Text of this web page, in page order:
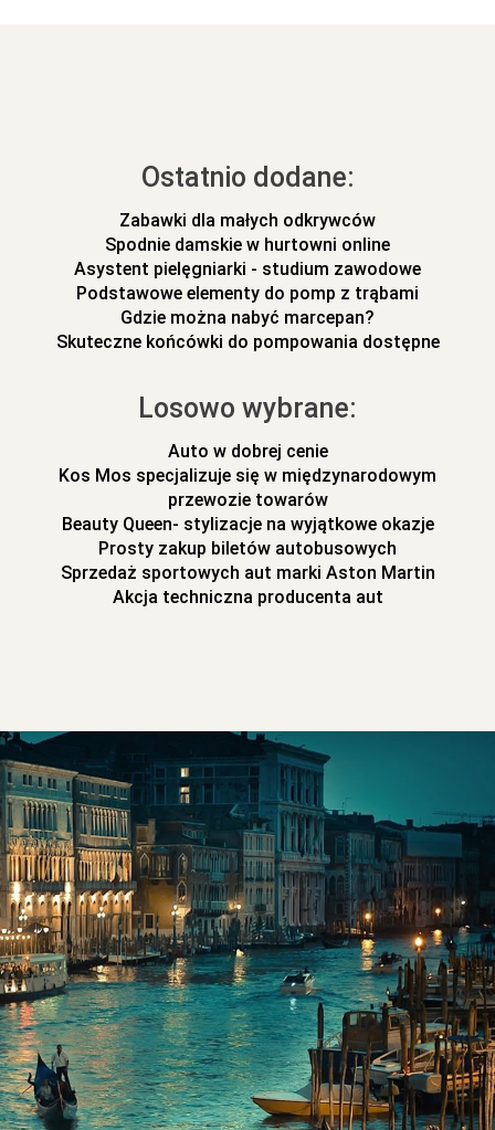
Ostatnio dodane:
Zabawki dla małych odkrywców
Spodnie damskie w hurtowni online
Asystent pielęgniarki - studium zawodowe
Podstawowe elementy do pomp z trąbami
Gdzie można nabyć marcepan?
Skuteczne końcówki do pompowania dostępne
Losowo wybrane:
Auto w dobrej cenie
Kos Mos specjalizuje się w międzynarodowym
przewozie towarów
Beauty Queen- stylizacje na wyjątkowe okazje
Prosty zakup biletów autobusowych
Sprzedaż sportowych aut marki Aston Martin
Akcja techniczna producenta aut